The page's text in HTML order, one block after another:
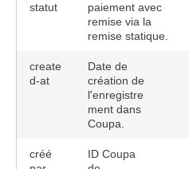
statut
paiement avec
remise via la
remise statique.
create
d-at
Date de
création de
l'enregistre
ment dans
Coupa.
créé
ID Coupa